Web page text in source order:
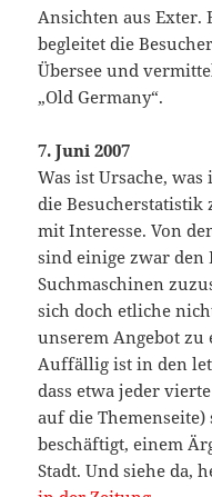
Ansichten aus Exter.
begleitet die
Übersee und
„Old Germany“.
7. Juni 2007
Was ist Ursache,
die
mit Interesse. Von
sind einige zwar den
Suchmaschinen
sich doch etliche
unserem Angebot zu
Auffällig ist in den
dass etwa jeder
auf die
beschäftigt, einem
Stadt. Und siehe da,